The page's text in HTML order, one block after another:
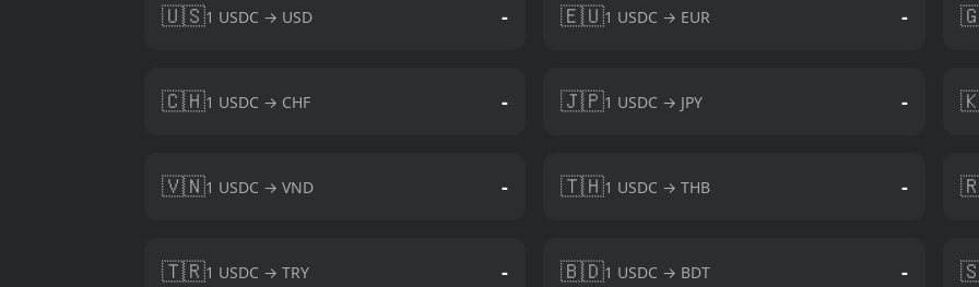
🇺🇸1 USDC → USD - 🇪🇺1 USDC → EUR -
🇨🇭1 USDC → CHF - 🇯🇵1 USDC → JPY -
🇻🇳1 USDC → VND - 🇹🇭1 USDC → THB -
🇹🇷1 USDC → TRY - 🇧🇩1 USDC → BDT -